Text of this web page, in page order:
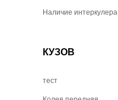
Наличие интеркулера
КУЗОВ
тест